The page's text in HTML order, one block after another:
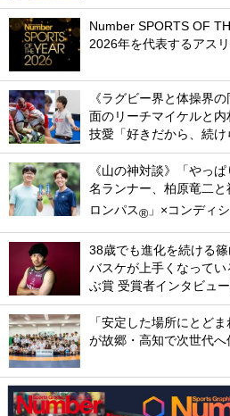
Number SPORTS OF
2026年を代表するアス
《ラグビー界と体操界
面のリーチマイケルと
技愛「好きだから、続け
《山の神対談》「やっ
名ランナー、柏原竜二
ロンパス® 」×コンディ
38歳でも進化を続ける
バスケが上手くなって
ぶ賞 受賞者インタビュー
「安定した場所にとど
が故郷・高知で次世代へ